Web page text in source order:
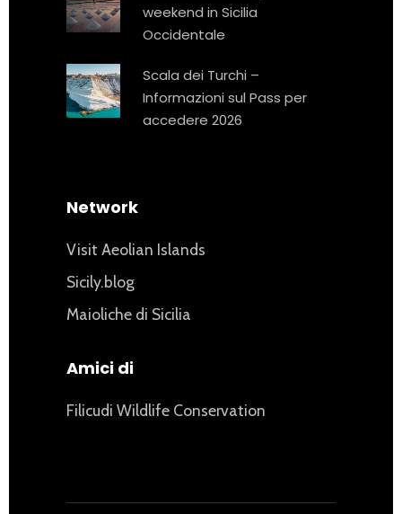
weekend in Sicilia
Occidentale
Scala dei Turchi –
Informazioni sul Pass per
accedere 2026
Network
Visit Aeolian Islands
Sicily.blog
Maioliche di Sicilia
Amici di
Filicudi Wildlife Conservation